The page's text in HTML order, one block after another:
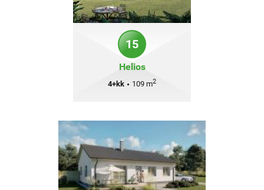
15
Helios
4+kk • 109 m2